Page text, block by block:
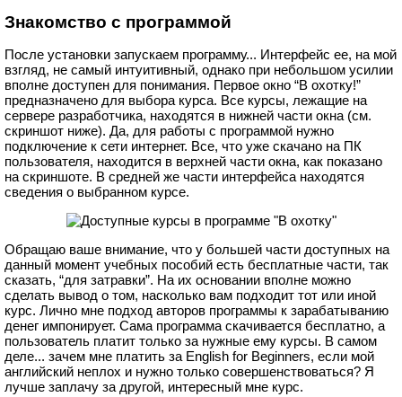
Знакомство с программой
После установки запускаем программу... Интерфейс ее, на мой
взгляд, не самый интуитивный, однако при небольшом усилии
вполне доступен для понимания. Первое окно “В охотку!”
предназначено для выбора курса. Все курсы, лежащие на
сервере разработчика, находятся в нижней части окна (см.
скриншот ниже). Да, для работы с программой нужно
подключение к сети интернет. Все, что уже скачано на ПК
пользователя, находится в верхней части окна, как показано
на скриншоте. В средней же части интерфейса находятся
сведения о выбранном курсе.
Обращаю ваше внимание, что у большей части доступных на
данный момент учебных пособий есть бесплатные части, так
сказать, “для затравки”. На их основании вполне можно
сделать вывод о том, насколько вам подходит тот или иной
курс. Лично мне подход авторов программы к зарабатыванию
денег импонирует. Сама программа скачивается бесплатно, а
пользователь платит только за нужные ему курсы. В самом
деле... зачем мне платить за English for Beginners, если мой
английский неплох и нужно только совершенствоваться? Я
лучше заплачу за другой, интересный мне курс.